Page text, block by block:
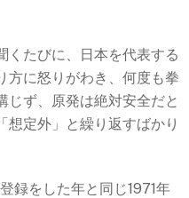
くたびに、日本を代表する
方に怒りがわき、何度も拳
じず、原発は絶対安全だと
定外」と繰り返すばかり
録をした年と同じ1971年